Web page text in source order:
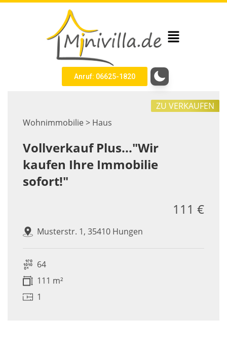
Anruf: 06625-1820
Wohnimmobilie > Haus
ZU VERKAUFEN
Vollverkauf Plus..."Wir
kaufen Ihre Immobilie
sofort!"
Musterstr. 1, 35410 Hungen
111 €
64
111 m²
1